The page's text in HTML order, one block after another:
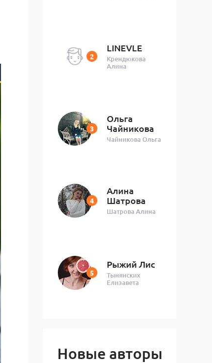
LINEVLE
Крендюкова
Алина
Ольга
Чайникова
Чайникова Ольга
Алина
Шатрова
Шатрова Алина
Рыжий Лис
Тынянских
Елизавета
Новые авторы